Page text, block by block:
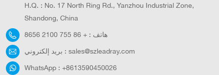
H.Q. : No. 17 North Ring Rd., Yanzhou Industrial Zone,
Shandong, China
هاتف : + 86 755 2100 8656
بريد إلكتروني : sales@szleadray.com
WhatsApp : +8613590450026